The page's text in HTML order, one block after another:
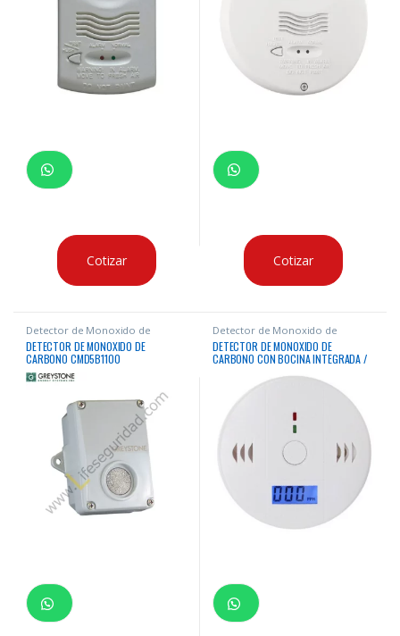
Cotizar Cotizar
Detector de Monoxido de
Carbono
DETECTOR DE MONOXIDO DE
CARBONO CMD5B1100
Detector de Monoxido de
Carbono
DETECTOR DE MONOXIDO DE
CARBONO CON BOCINA INTEGRADA /